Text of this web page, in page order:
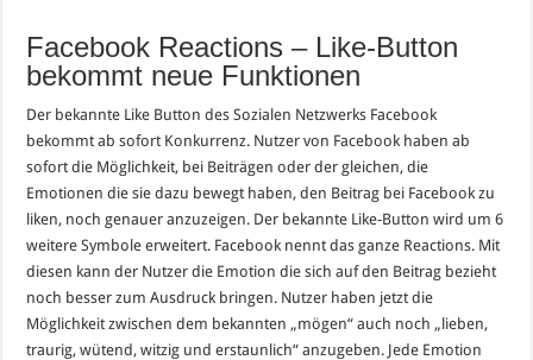
Facebook Reactions – Like-Button
bekommt neue Funktionen
Der bekannte Like Button des Sozialen Netzwerks Facebook
bekommt ab sofort Konkurrenz. Nutzer von Facebook haben ab
sofort die Möglichkeit, bei Beiträgen oder der gleichen, die
Emotionen die sie dazu bewegt haben, den Beitrag bei Facebook zu
liken, noch genauer anzuzeigen. Der bekannte Like-Button wird um 6
weitere Symbole erweitert. Facebook nennt das ganze Reactions. Mit
diesen kann der Nutzer die Emotion die sich auf den Beitrag bezieht
noch besser zum Ausdruck bringen. Nutzer haben jetzt die
Möglichkeit zwischen dem bekannten „mögen“ auch noch „lieben,
traurig, wütend, witzig und erstaunlich“ anzugeben. Jede Emotion